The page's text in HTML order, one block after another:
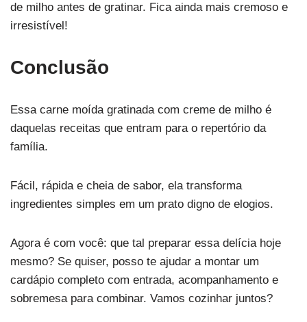
de milho antes de gratinar. Fica ainda mais cremoso e
irresistível!
Conclusão
Essa carne moída gratinada com creme de milho é
daquelas receitas que entram para o repertório da
família.
Fácil, rápida e cheia de sabor, ela transforma
ingredientes simples em um prato digno de elogios.
Agora é com você: que tal preparar essa delícia hoje
mesmo? Se quiser, posso te ajudar a montar um
cardápio completo com entrada, acompanhamento e
sobremesa para combinar. Vamos cozinhar juntos?